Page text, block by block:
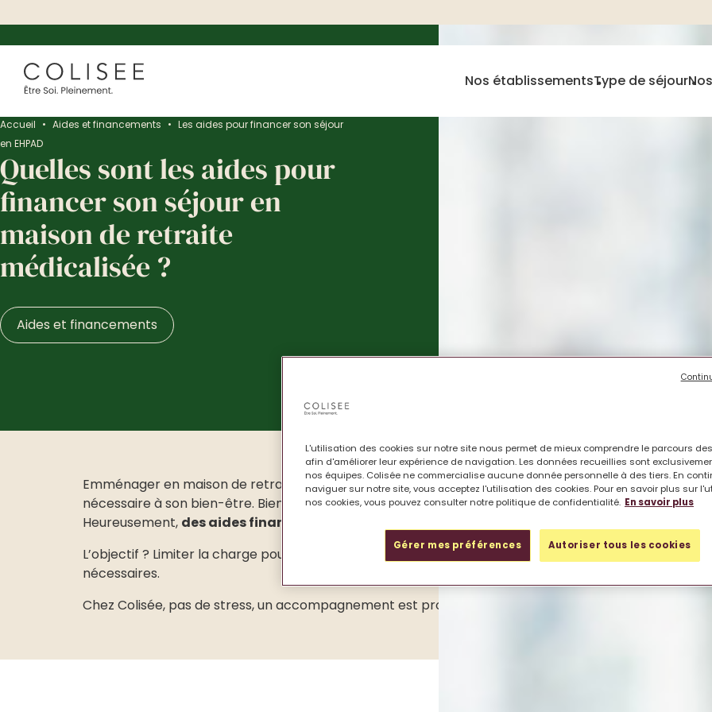
Nos établissementsType de séjour
Accueil • Aides et financements • Les aides pour financer son séjour
en EHPAD
Quelles sont les aides pour
financer son séjour en
maison de retraite
médicalisée ?
Aides et financements
Emménager en maison de retraite médicalisée, c’est s’installer dans une nouvelle vie, un chez-soi
nécessaire à son bien-être. Bien entendu, cela représente un coût important, réparti entre les frais
Heureusement, des aides financières spécifiques à l’hébergement en maison médicalisée
L’objectif ? Limiter la charge pour l’habitant comme pour sa famille et lui permettre de bénéficier de
nécessaires.
Chez Colisée, pas de stress, un accompagnement est proposé par les équipes pour la partie
L'utilisation des cookies sur notre site nous permet de mieux comprendre le parcours
afin d'améliorer leur expérience de navigation. Les données recueillies sont
nos équipes. Colisée ne commercialise aucune donnée personnelle à des tiers. En
naviguer sur notre site, vous acceptez l'utilisation des cookies. Pour en savoir plus sur
nos cookies, vous pouvez consulter notre politique de confidentialité. En savoir plus
Gérer mes préférences Autoriser tous les cookies